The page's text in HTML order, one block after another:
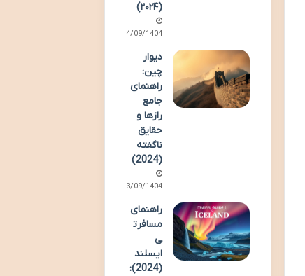
(۲۰۲۴)
14/09/1404
دیوار
چین:
راهنمای
جامع
رازها و
حقایق
ناگفته
(2024)
13/09/1404
راهنمای
مسافرت
ی
ایسلند
(2024):